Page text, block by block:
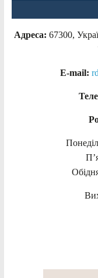
Адреса: 67300,
E-mail: